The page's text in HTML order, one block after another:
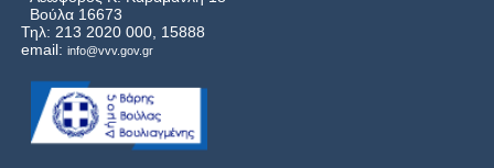
Βούλα 16673
Τηλ: 213 2020 000, 15888
email: info@vvv.gov.gr